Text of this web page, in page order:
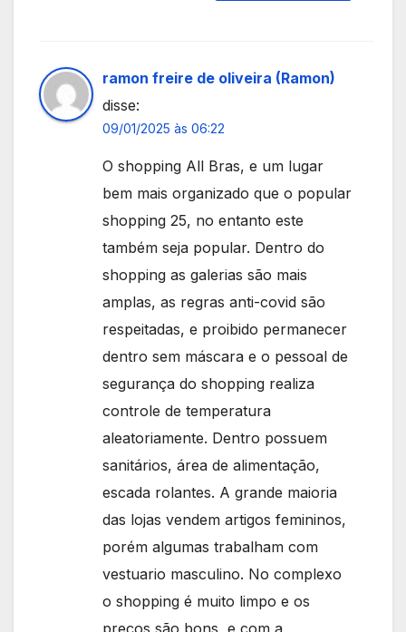
ramon freire de oliveira (Ramon)
disse:
09/01/2025 às 06:22
O shopping All Bras, e um lugar
bem mais organizado que o popular
shopping 25, no entanto este
também seja popular. Dentro do
shopping as galerias são mais
amplas, as regras anti-covid são
respeitadas, e proibido permanecer
dentro sem máscara e o pessoal de
segurança do shopping realiza
controle de temperatura
aleatoriamente. Dentro possuem
sanitários, área de alimentação,
escada rolantes. A grande maioria
das lojas vendem artigos femininos,
porém algumas trabalham com
vestuario masculino. No complexo
o shopping é muito limpo e os
preços são bons, e com a